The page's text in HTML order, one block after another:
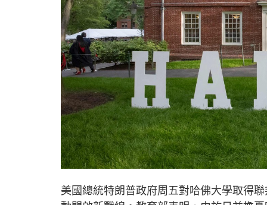
美國總統特朗普政府周五對哈佛大學取得